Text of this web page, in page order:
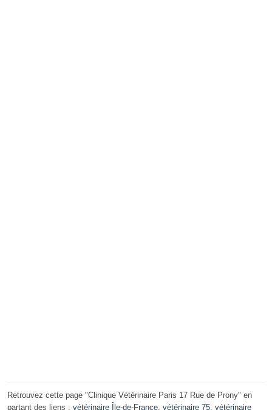
Retrouvez cette page "Clinique Vétérinaire Paris 17 Rue de Prony" en
partant des liens : vétérinaire Île-de-France vétérinaire 75 vétérinaire